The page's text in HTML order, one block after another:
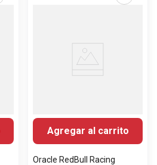
Agregar al carrito
Oracle RedBull Racing